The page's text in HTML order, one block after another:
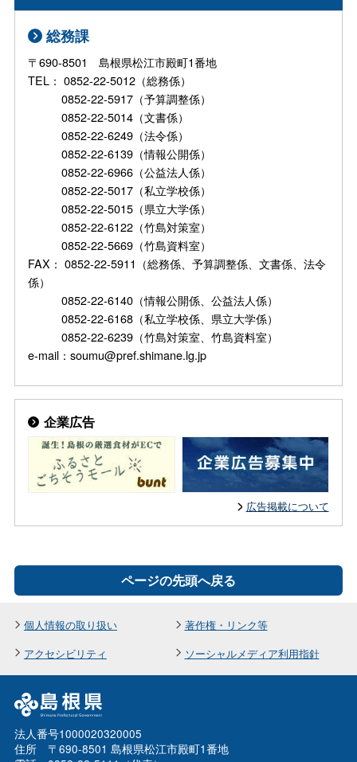
総務課
〒690-8501 島根県松江市殿町1番地
TEL： 0852-22-5012（総務係）
0852-22-5917（予算調整係）
0852-22-5014（文書係）
0852-22-6249（法令係）
0852-22-6139（情報公開係）
0852-22-6966（公益法人係）
0852-22-5017（私立学校係）
0852-22-5015（県立大学係）
0852-22-6122（竹島対策室）
0852-22-5669（竹島資料室）
FAX： 0852-22-5911（総務係、予算調整係、文書係、法令
係）
0852-22-6140（情報公開係、公益法人係）
0852-22-6168（私立学校係、県立大学係）
0852-22-6239（竹島対策室、竹島資料室）
e-mail：soumu@pref.shimane.lg.jp
企業広告
広告掲載について
ページの先頭へ戻る
個人情報の取り扱い
著作権・リンク等
アクセシビリティ
ソーシャルメディア利用指針
法人番号1000020320005
住所 〒690-8501 島根県松江市殿町1番地